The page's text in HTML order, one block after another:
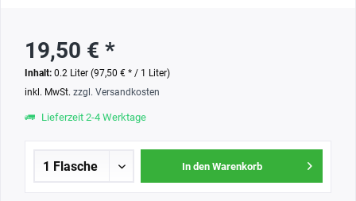
19,50 € *
Inhalt: 0.2 Liter (97,50 € * / 1 Liter)
inkl. MwSt. zzgl. Versandkosten
Lieferzeit 2-4 Werktage
In den Warenkorb